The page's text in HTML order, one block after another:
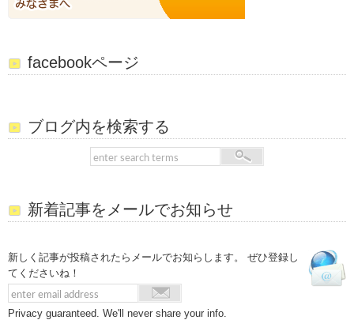
facebookページ
ブログ内を検索する
新着記事をメールでお知らせ
新しく記事が投稿されたらメールでお知らします。 ぜひ登録し
てくださいね！
Privacy guaranteed. We'll never share your info.